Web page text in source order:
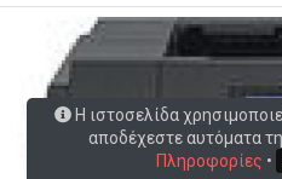
Η ιστοσελίδα
αποδέχεστε αυτόματα
Πληροφορίες •